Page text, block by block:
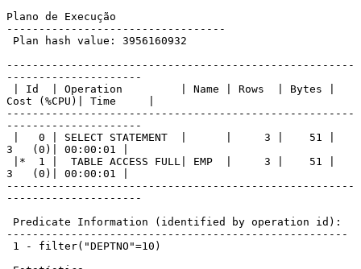
Plano de Execução
----------------------------------
------------------------------------------------------
---------------------
Cost (%CPU)| Time     |
------------------------------------------------------
---------------------
3   (0)| 00:00:01 |
3   (0)| 00:00:01 |
------------------------------------------------------
---------------------
-----------------------------------------------------